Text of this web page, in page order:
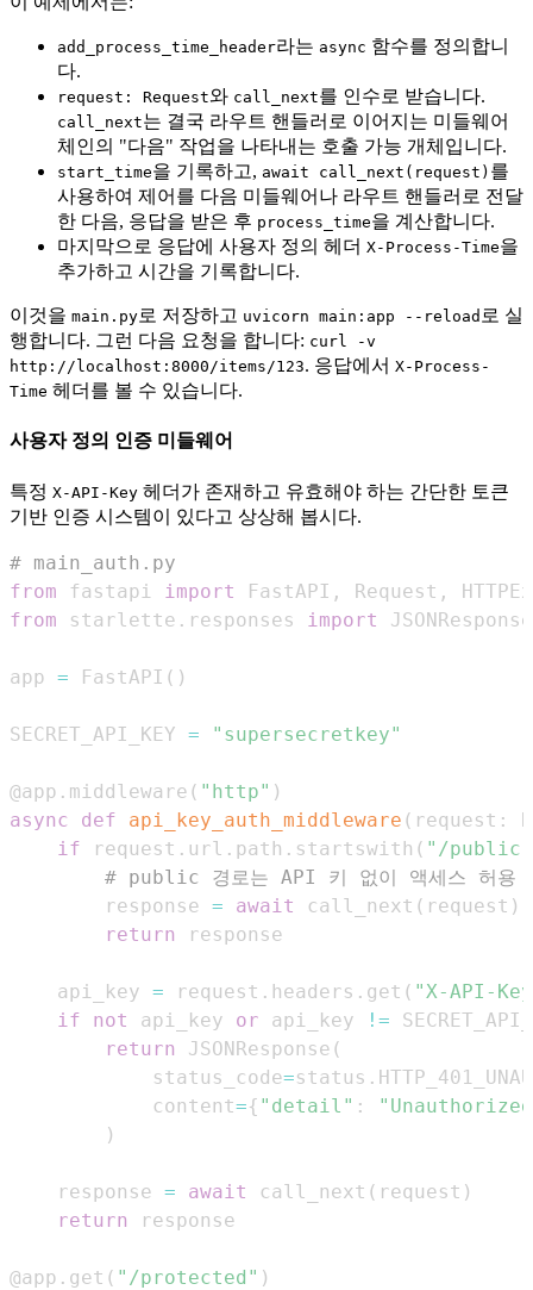
add_process_time_header라는 async 함수를 정의합니
다.
request: Request와 call_next를 인수로 받습니다.
call_next는 결국 라우트 핸들러로 이어지는 미들웨어
체인의 "다음" 작업을 나타내는 호출 가능 개체입니다.
start_time을 기록하고, await call_next(request) 를
사용하여 제어를 다음 미들웨어나 라우트 핸들러로 전달
한 다음, 응답을 받은 후 process_time을 계산합니다.
마지막으로 응답에 사용자 정의 헤더 X-Process-Time을
추가하고 시간을 기록합니다.
이것을 main.py로 저장하고 uvicorn main:app --reload 로 실
행합니다. 그런 다음 요청을 합니다: curl -v
http://localhost:8000/items/123. 응답에서 X-Process-
Time 헤더를 볼 수 있습니다.
사용자 정의 인증 미들웨어
특정 X-API-Key 헤더가 존재하고 유효해야 하는 간단한 토큰
기반 인증 시스템이 있다고 상상해 봅시다.
# main_auth.py
from fastapi import FastAPI , Request ,
from starlette . responses import
app = FastAPI ( )
SECRET_API_KEY = "supersecretkey"
@app . middleware ( "http" )
async
def api_key_auth_middleware ( request :
if request . url . path . startswith ( "/public"
# public 경로는 API 키 없이 액세스 허용
        response
= await call_next ( request )
return
    api_key
= request . headers . get ( "X-API-
if
not api_key or api_key !=
return
JSONResponse (
            status_code
=status .
            content
={ "detail" :
)
    response
= await call_next ( request )
return
@app . get ( "/protected" )